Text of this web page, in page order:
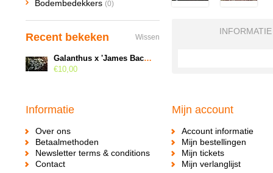
INFORMATIE
Bodembedekkers (0)
Recent bekeken Wissen
Galanthus x 'James Backhouse'
€10,00
Informatie
Over ons
Betaalmethoden
Newsletter terms & conditions
Contact
Mijn account
Account informatie
Mijn bestellingen
Mijn tickets
Mijn verlanglijst